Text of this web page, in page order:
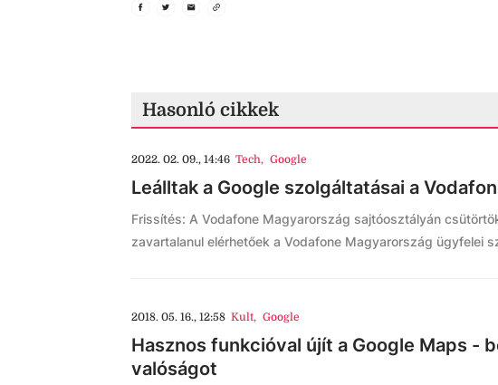
Hasonló cikkek
2022. 02. 09., 14:46 Tech, Google
Leálltak a Google szolgáltatásai a
Frissítés: A Vodafone Magyarország sajtóosztályán
zavartalanul elérhetőek a Vodafone Magyarország ügyfelei
2018. 05. 16., 12:58 Kult, Google
Hasznos funkcióval újít a Google Maps -
valóságot